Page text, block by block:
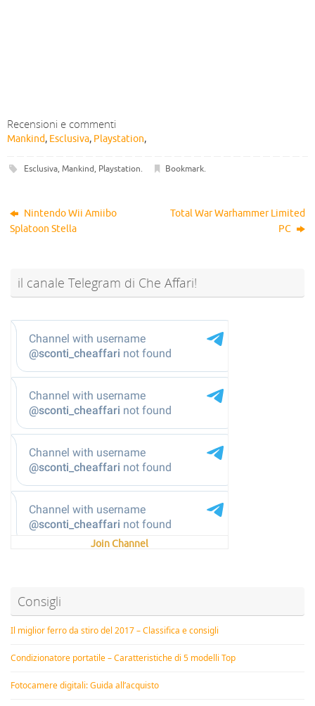
Recensioni e commenti
Mankind, Esclusiva, Playstation,
Esclusiva, Mankind, Playstation. Bookmark.
Nintendo Wii Amiibo
Splatoon Stella
Total War Warhammer Limited
PC
il canale Telegram di Che Affari!
Join Channel
Consigli
Il miglior ferro da stiro del 2017 – Classifica e consigli
Condizionatore portatile – Caratteristiche di 5 modelli Top
Fotocamere digitali: Guida all’acquisto